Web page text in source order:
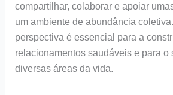
compartilhar, colaborar e apoiar
um ambiente de abundância
perspectiva é essencial para a
relacionamentos saudáveis e para o
diversas áreas da vida.